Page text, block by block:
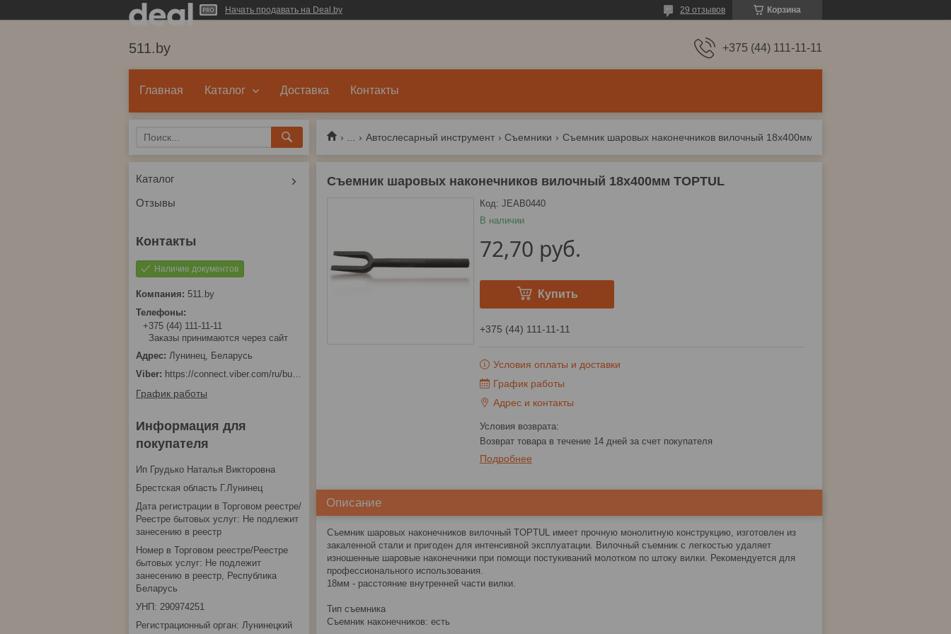
Начать продавать на Deal.by Корзина
29 отзывов
511.by +375 (44) 111-11-11
Главная Каталог Доставка Контакты
Автослесарный инструмент Съемники
Съемник шаровых наконечников вилочный 18х400мм TOPTUL
В наличии
Код: JEAB0440
72,70 руб.
Купить
+375 (44) 111-11-11
Условия оплаты и доставки
График работы
Адрес и контакты
возврат товара в течение 14 дней за счет покупателя
Подробнее
Описание
Съемник шаровых наконечников вилочный TOPTUL имеет прочную монолитную конструкцию, изготовлен из
закаленной стали и пригоден для интенсивной эксплуатации. Вилочный съемник с легкостью удаляет
изношенные шаровые наконечники при помощи постукиваний молотком по штоку вилки. Рекомендуется для
профессионального использования.
18мм - расстояние внутренней части вилки.
Тип съемника
Съемник наконечников: есть
Каталог
Отзывы
Наличие документов
511.by
+375 (44) 111-11-11
Заказы принимаются через сайт
Лунинец, Беларусь
https://connect.viber.com/ru/business/1d480fbc-bd61-11ef-8513-eab83dfd23fa
График работы
Информация для
покупателя
Ип Грудько Наталья Викторовна
Брестская область Г.Лунинец
Дата регистрации в Торговом реестре/
Реестре бытовых услуг: Не подлежит
занесению в реестр
Номер в Торговом реестре/Реестре
бытовых услуг: Не подлежит
занесению в реестр, Республика
Беларусь
УНП: 290974251
Регистрационный орган: Лунинецкий